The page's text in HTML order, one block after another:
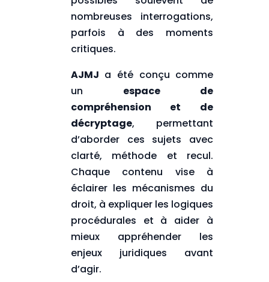
nombreuses interrogations,
parfois à des moments
critiques.
AJMJ a été conçu comme
un espace de
compréhension et de
décryptage, permettant
d’aborder ces sujets avec
clarté, méthode et recul.
Chaque contenu vise à
éclairer les mécanismes du
droit, à expliquer les logiques
procédurales et à aider à
mieux appréhender les
enjeux juridiques avant
d’agir.